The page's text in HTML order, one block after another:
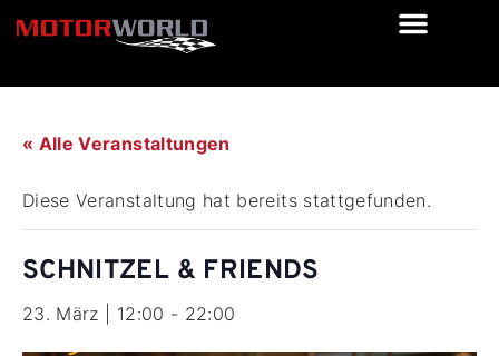
« Alle Veranstaltungen
Diese Veranstaltung hat bereits stattgefunden.
SCHNITZEL & FRIENDS
23. März | 12:00 - 22:00